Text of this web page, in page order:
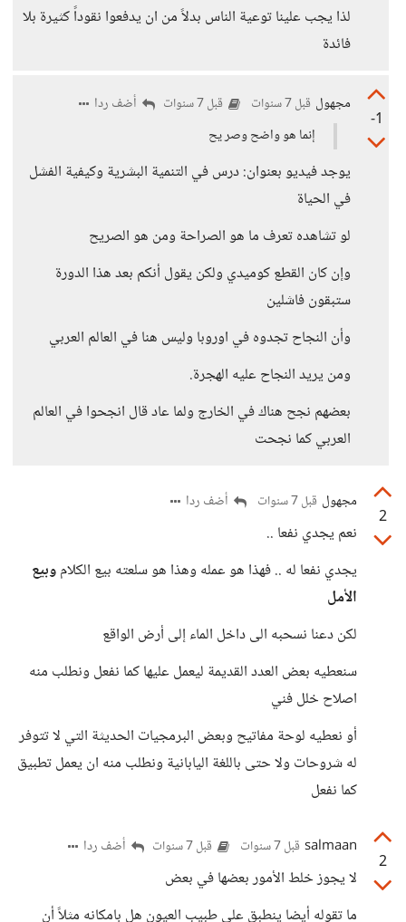
لذا يجب علينا توعية الناس بدلاً من ان يدفعوا نقوداً كثيرة بلا
فائدة
-1
مجهول قبل 7 سنوات قبل 7 سنوات
أضف ردا
إنما هو واضح وصر يح
يوجد فيديو بعنوان: درس في التنمية البشرية وكيفية الفشل
في الحياة
لو تشاهده تعرف ما هو الصراحة ومن هو الصريح
وإن كان القطع كوميدي ولكن يقول أنكم بعد هذا الدورة
ستبقون فاشلين
وأن النجاح تجدوه في اوروبا وليس هنا في العالم العربي
ومن يريد النجاح عليه الهجرة.
بعضهم نجح هناك في الخارج ولما عاد قال انجحوا في العالم
العربي كما نجحت
2
مجهول قبل 7 سنوات أضف ردا
نعم يجدي نفعا ..
يجدي نفعا له .. فهذا هو عمله وهذا هو سلعته بيع الكلاموبيع
الأمل
لكن دعنا نسحبه الى داخل الماء إلى أرض الواقع
سنعطيه بعض العدد القديمة ليعمل عليها كما نفعل ونطلب منه
اصلاح خلل فني
أو نعطيه لوحة مفاتيح وبعض البرمجيات الحديثة التي لا تتوفر
له شروحات ولا حتى باللغة اليابانية ونطلب منه ان يعمل تطبيق
كما نفعل
2
salmaan قبل 7 سنوات قبل 7 سنوات أضف ردا
لا يجوز خلط الأمور بعضها في بعض
ما تقوله أيضا ينطبق على طبيب العيون هل بامكانه مثلاً أن